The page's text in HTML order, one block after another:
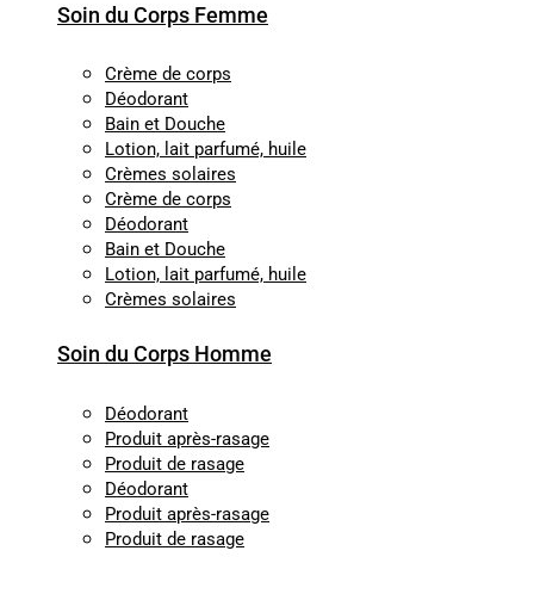
Soin du Corps Femme
Crème de corps
Déodorant
Bain et Douche
Lotion, lait parfumé, huile
Crèmes solaires
Crème de corps
Déodorant
Bain et Douche
Lotion, lait parfumé, huile
Crèmes solaires
Soin du Corps Homme
Déodorant
Produit après-rasage
Produit de rasage
Déodorant
Produit après-rasage
Produit de rasage